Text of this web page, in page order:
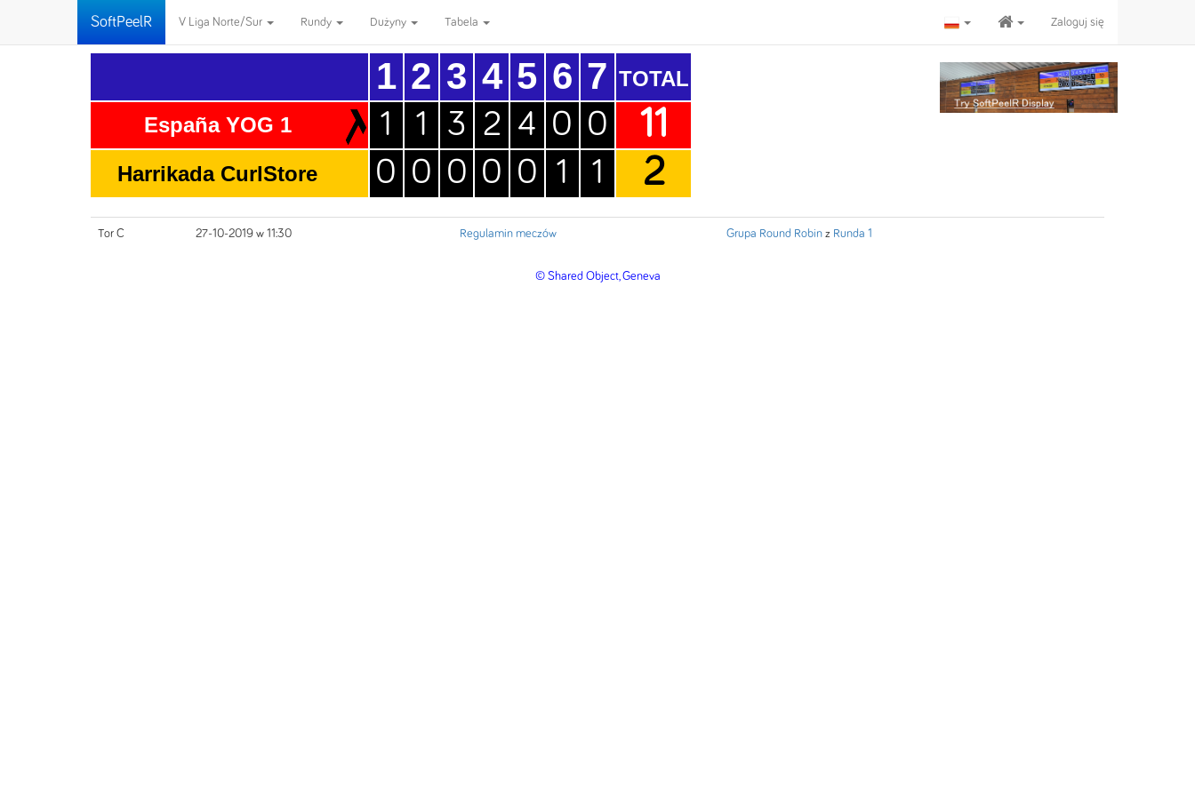
SoftPeelR V Liga Norte/Sur Rundy Dużyny Tabela Zaloguj się
España YOG 1
Harrikada CurlStore
1
1
0
2
1
0
3
3
0
4
2
0
5
4
0
6
0
1
7
0
1
TOTAL
11
2
Tor C 27-10-2019 w 11:30 Regulamin meczów Grupa Round Robin z Runda 1
© Shared Object, Geneva